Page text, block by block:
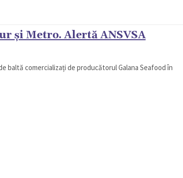
și Metro. Alertă ANSVSA
baltă comercializați de producătorul Galana Seafood în